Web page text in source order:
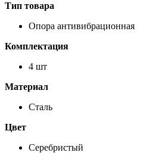
Тип товара
Опора антивибрационная
Комплектация
4 шт
Материал
Сталь
Цвет
Серебристый